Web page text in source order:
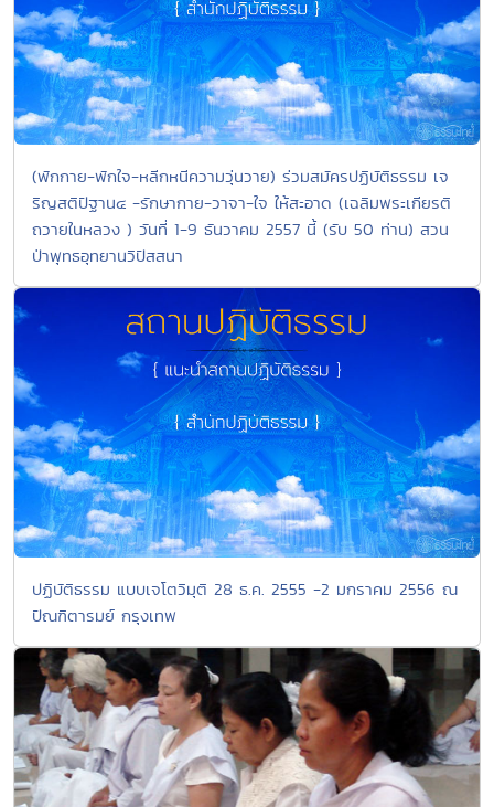
(พักกาย-พักใจ-หลีกหนีความวุ่นวาย) ร่วมสมัครปฏิบัติธรรม เจ
ริญสติปัฐาน๔ -รักษากาย-วาจา-ใจ ให้สะอาด (เฉลิมพระเกียรติ
ถวายในหลวง ) วันที่ 1-9 ธันวาคม 2557 นี้ (รับ 50 ท่าน) สวน
ป่าพุทธอุทยานวิปัสสนา
ปฏิบัติธรรม แบบเจโตวิมุติ 28 ธ.ค. 2555 -2 มกราคม 2556 ณ
ปัณฑิตารมย์ กรุงเทพ